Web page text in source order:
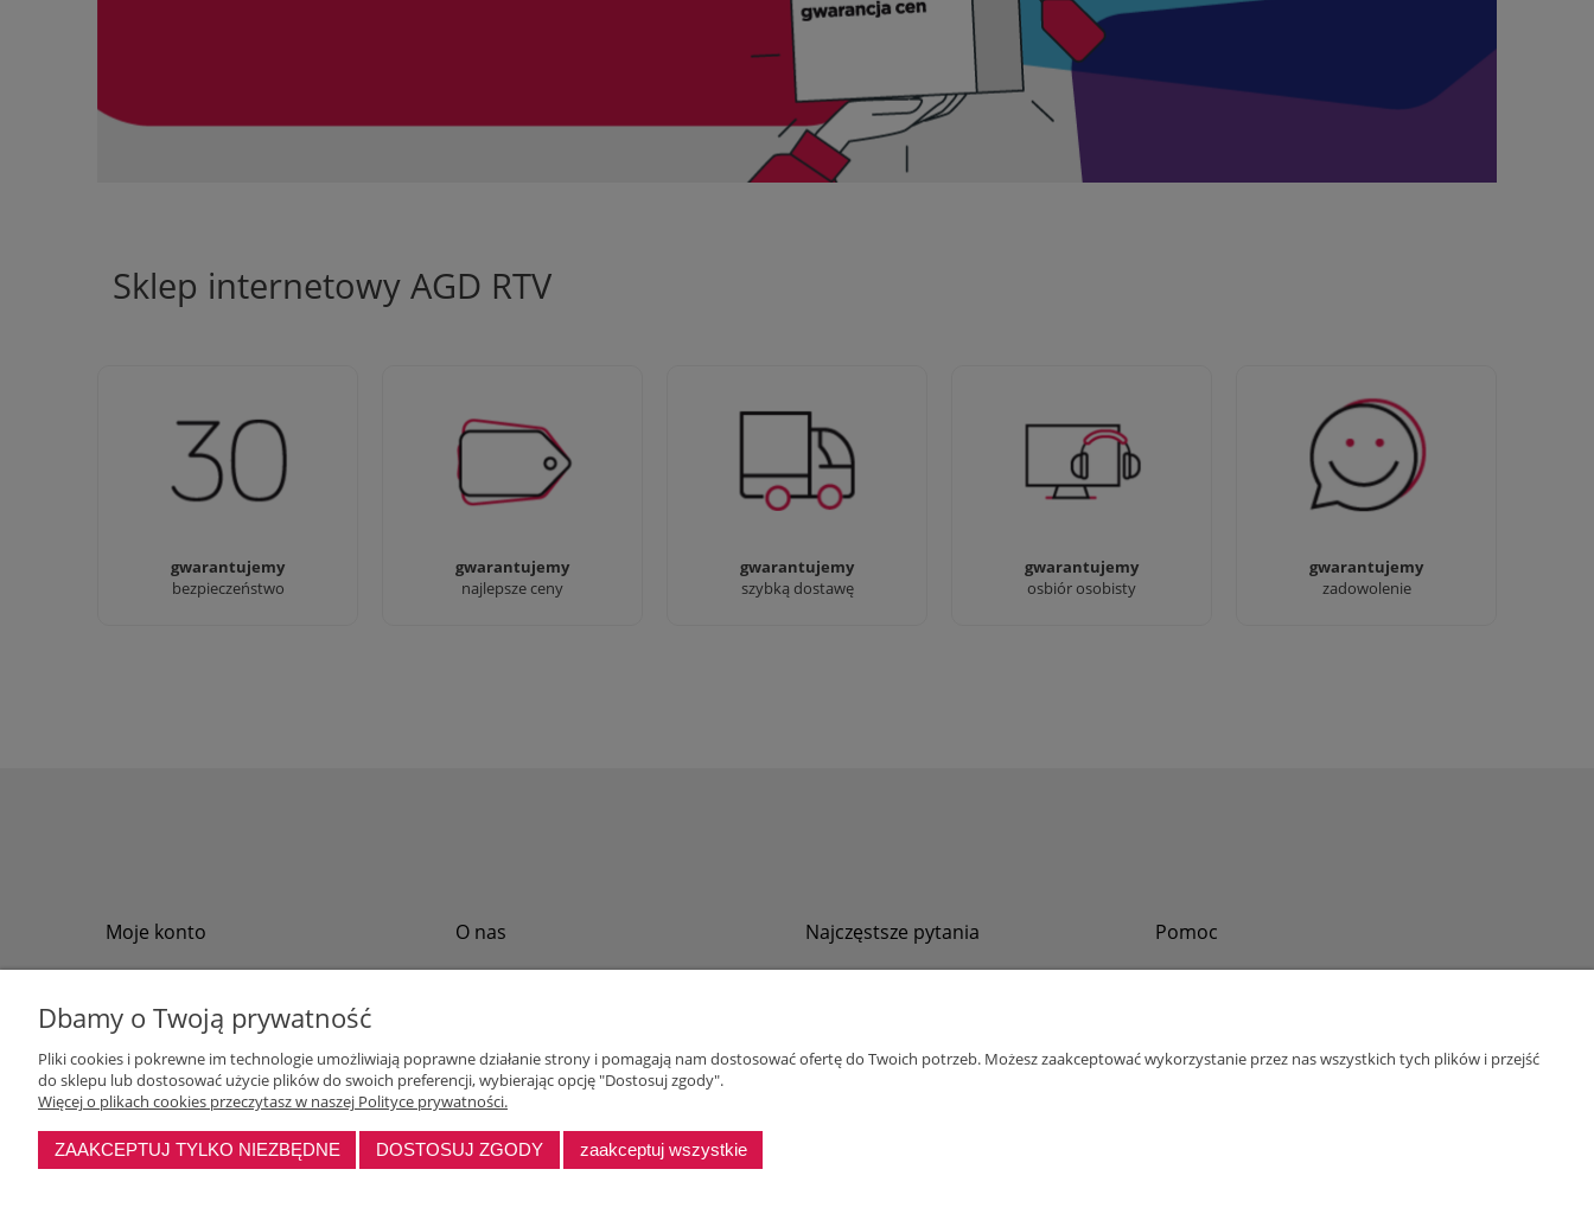
Sklep internetowy AGD RTV
gwarantujemy
bezpieczeństwo
Jesteśmy firmą z 30-letnim
doświadczeniem
gwarantujemy
najlepsze ceny
Ciężko pracujemy aby zapewnić
najlepsze oferty
gwarantujemy
szybką dostawę
90% dostaw następnego dnia,
bez dopłat!
gwarantujemy
osbiór osobisty
Jesteśmy prawdziwi :) możesz
przyjść i zobaczyć nasze sklepy
gwarantujemy
zadowolenie
Sprawdź nasze 100%
zadowolenia Klientów
Moje konto
Przechowalnia
Ustawienia konta
O nas
Polityka prywatności
Program lojalnościowy dla firm
Najczęstsze pytania Pomoc
bok@abinvest.info
Dbamy o Twoją prywatność
Pliki cookies i pokrewne im technologie umożliwiają poprawne działanie strony i pomagają nam dostosować ofertę do Twoich potrzeb. Możesz zaakceptować wykorzystanie przez nas wszystkich tych plików i przejść
do sklepu lub dostosować użycie plików do swoich preferencji, wybierając opcję "Dostosuj zgody".
Więcej o plikach cookies przeczytasz w naszej Polityce prywatności.
ZAAKCEPTUJ TYLKO NIEZBĘDNE DOSTOSUJ ZGODY zaakceptuj wszystkie